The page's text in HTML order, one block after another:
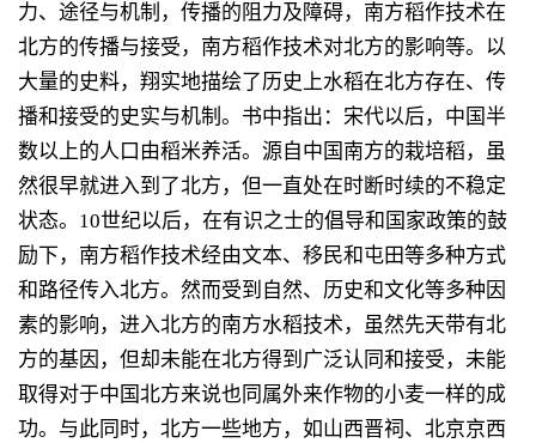
力、途径与机制，传播的阻力及障碍，南方稻作技术在
北方的传播与接受，南方稻作技术对北方的影响等。以
大量的史料，翔实地描绘了历史上水稻在北方存在、传
播和接受的史实与机制。书中指出：宋代以后，中国半
数以上的人口由稻米养活。源自中国南方的栽培稻，虽
然很早就进入到了北方，但一直处在时断时续的不稳定
状态。 10世纪以后，在有识之士的倡导和国家政策的鼓
励下，南方稻作技术经由文本、移民和屯田等多种方式
和路径传入北方。然而受到自然、历史和文化等多种因
素的影响，进入北方的南方水稻技术，虽然先天带有北
方的基因，但却未能在北方得到广泛认同和接受，未能
取得对于中国北方来说也同属外来作物的小麦一样的成
功。与此同时，北方一些地方，如山西晋祠、北京京西